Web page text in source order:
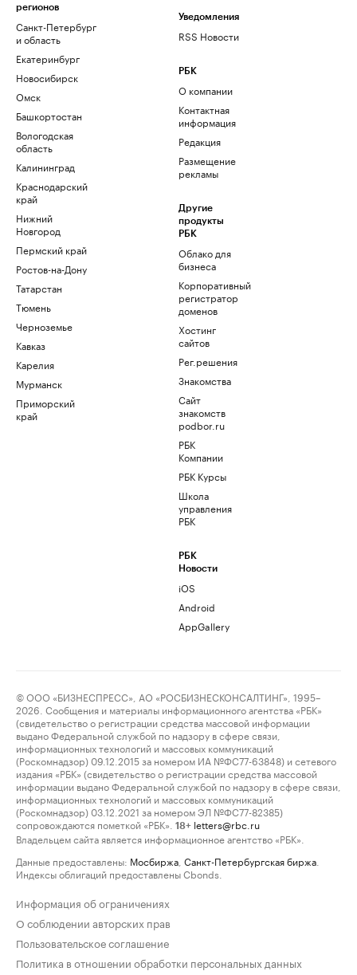
регионов
Санкт-Петербург
и область
Екатеринбург
Новосибирск
Омск
Башкортостан
Вологодская
область
Калининград
Краснодарский
край
Нижний
Новгород
Пермский край
Ростов-на-Дону
Татарстан
Тюмень
Черноземье
Кавказ
Карелия
Мурманск
Приморский
край
Уведомления
RSS Новости
РБК
О компании
Контактная
информация
Редакция
Размещение
рекламы
Другие
продукты
РБК
Облако для
бизнеса
Корпоративный
регистратор
доменов
Хостинг
сайтов
Рег.решения
Знакомства
Сайт
знакомств
podbor.ru
РБК
Компании
РБК Курсы
Школа
управления
РБК
РБК
Новости
iOS
Android
AppGallery
© ООО «БИЗНЕСПРЕСС», АО «РОСБИЗНЕСКОНСАЛТИНГ», 1995–
2026. Сообщения и материалы информационного агентства «РБК»
(свидетельство о регистрации средства массовой информации
выдано Федеральной службой по надзору в сфере связи,
информационных технологий и массовых коммуникаций
(Роскомнадзор) 09.12.2015 за номером ИА №ФС77-63848) и сетевого
издания «РБК» (свидетельство о регистрации средства массовой
информации выдано Федеральной службой по надзору в сфере связи,
информационных технологий и массовых коммуникаций
(Роскомнадзор) 03.12.2021 за номером ЭЛ №ФС77-82385)
сопровождаются пометкой «РБК».
18+ letters@rbc.ru
Владельцем сайта является информационное агентство «РБК».
Данные предоставлены: Мосбиржа Санкт-Петербургская биржа
Индексы облигаций предоставлены Cbonds.
Информация об ограничениях
О соблюдении авторских прав
Пользовательское соглашение
Политика в отношении обработки персональных данных